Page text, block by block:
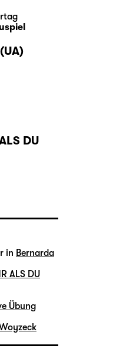
DU
in Bernarda
ALS DU
Übung